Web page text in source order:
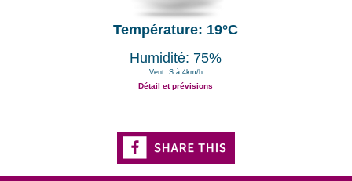
Température: 19°C
Humidité: 75%
Vent: S à 4km/h
Détail et prévisions